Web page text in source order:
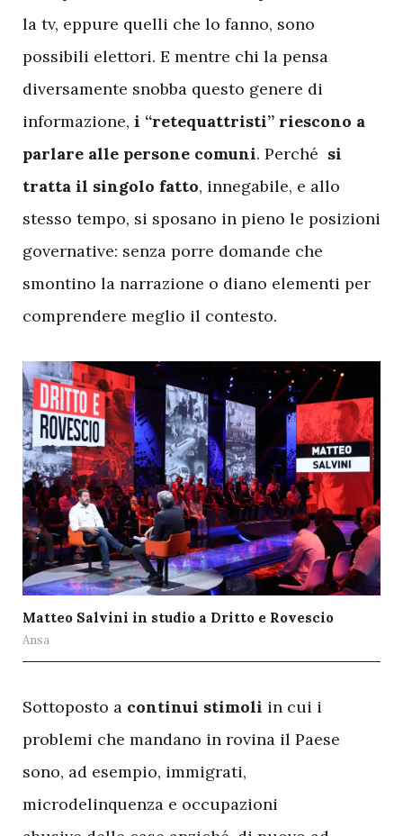
la tv, eppure quelli che lo fanno, sono
possibili elettori. E mentre chi la pensa
diversamente snobba questo genere di
informazione, i “retequattristi” riescono a
parlare alle persone comuni. Perché si
tratta il singolo fatto, innegabile, e allo
stesso tempo, si sposano in pieno le posizioni
governative: senza porre domande che
smontino la narrazione o diano elementi per
comprendere meglio il contesto.
Matteo Salvini in studio a Dritto e Rovescio
Ansa
Sottoposto a continui stimoli in cui i
problemi che mandano in rovina il Paese
sono, ad esempio, immigrati,
microdelinquenza e occupazioni